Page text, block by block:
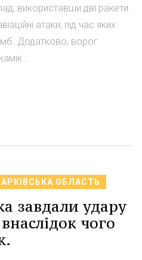
використавши дві ракети.
атаки, під час яких
Додатково, ворог
ОБЛАСТЬ
завдали удару
чого